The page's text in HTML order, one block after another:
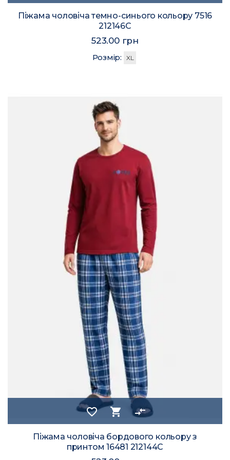
Піжама чоловіча темно-синього кольору 7516
212146C
523.00 грн
Розмір: XL
favorite_border shopping_cart compare_arrows
Піжама чоловіча бордового кольору з
принтом 16481 212144C